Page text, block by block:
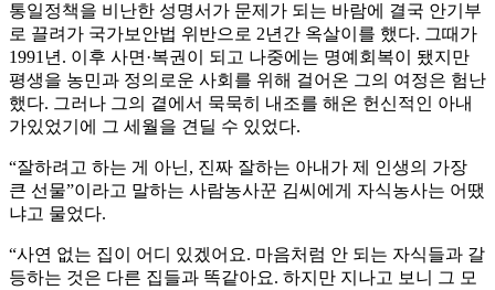
통일정책을 비난한 성명서가 문제가 되는 바람에 결국 안기부
로 끌려가 국가보안법 위반으로 2년간 옥살이를 했다. 그때가
1991년. 이후 사면·복권이 되고 나중에는 명예회복이 됐지만
평생을 농민과 정의로운 사회를 위해 걸어온 그의 여정은 험난
했다. 그러나 그의 곁에서 묵묵히 내조를 해온 헌신적인 아내
가있었기에 그 세월을 견딜 수 있었다.
“잘하려고 하는 게 아닌, 진짜 잘하는 아내가 제 인생의 가장
큰 선물”이라고 말하는 사람농사꾼 김씨에게 자식농사는 어땠
냐고 물었다.
“사연 없는 집이 어디 있겠어요. 마음처럼 안 되는 자식들과 갈
등하는 것은 다른 집들과 똑같아요. 하지만 지나고 보니 그 모